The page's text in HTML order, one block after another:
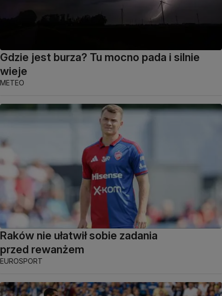
Gdzie jest burza? Tu mocno pada i silnie
wieje
METEO
Raków nie ułatwił sobie zadania
przed rewanżem
EUROSPORT